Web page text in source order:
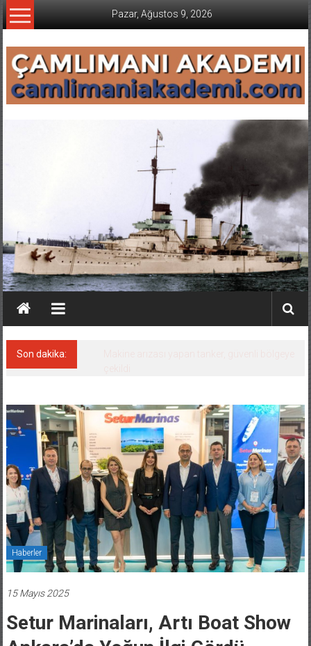
İçeriğe
geç
Pazar, Ağustos 9, 2026
Son dakika:
Haberler
15 Mayıs 2025
Setur Marinaları, Artı Boat Show